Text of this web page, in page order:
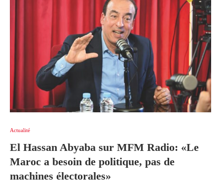
Actualité
El Hassan Abyaba sur MFM Radio: «Le
Maroc a besoin de politique, pas de
machines électorales»